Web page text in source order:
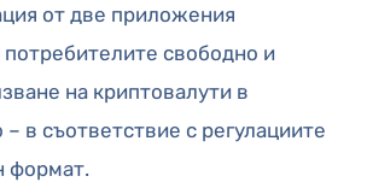
от две приложения
потребителите свободно и
на криптовалути в
в съответствие с регулациите
формат.